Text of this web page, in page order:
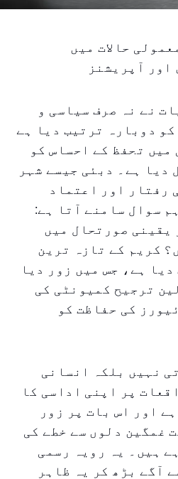
حالات میں
اور آپریشنز
نے نہ صرف سیاسی و
دوبارہ ترتیب دیا ہے
میں تحفظ کے احساس کو
دیا ہے۔ دبئی جیسے شہر
رفتار اور اعتماد
سوال سامنے آتا ہے:
یقینی صورتحال میں
کریم کے تازہ ترین
ہے، جس میں زور دیا
ترجیح کمیونٹی کی
کی حفاظت کو
نہیں بلکہ انسانی
پر اپنی اداسی کا
اور اس بات پر زور
غمگین دلوں سے خطے کی
ہیں۔ یہ رویہ رسمی
آگے بڑھ کر یہ ظاہر